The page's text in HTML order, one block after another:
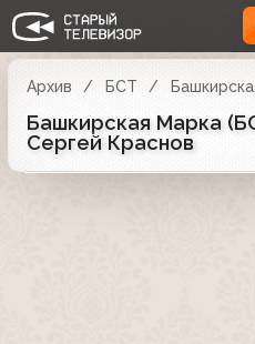
Архив БСТ
Башкирская Марка
Сергей Краснов